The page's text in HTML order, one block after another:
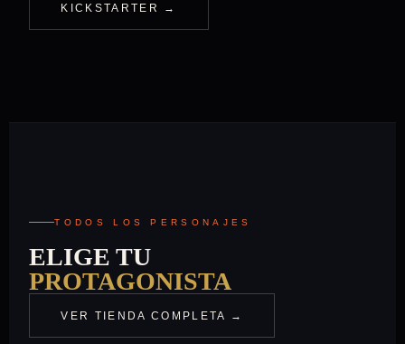
KICKSTARTER →
TODOS LOS PERSONAJES
ELIGE TU
PROTAGONISTA
VER TIENDA COMPLETA →